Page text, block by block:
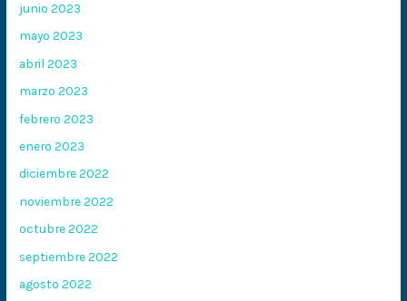
junio 2023
mayo 2023
abril 2023
marzo 2023
febrero 2023
enero 2023
diciembre 2022
noviembre 2022
octubre 2022
septiembre 2022
agosto 2022